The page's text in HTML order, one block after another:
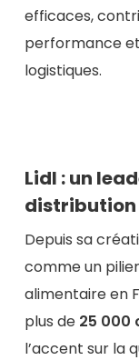
efficaces,
performance
logistiques.
Lidl : un
distribution
Depuis sa
comme un
alimentaire en
plus de 25 000
l’accent sur la